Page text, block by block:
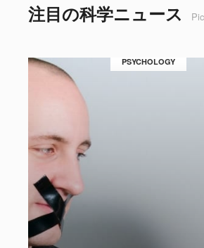
注目の科学ニュース
PSYCHOLOGY